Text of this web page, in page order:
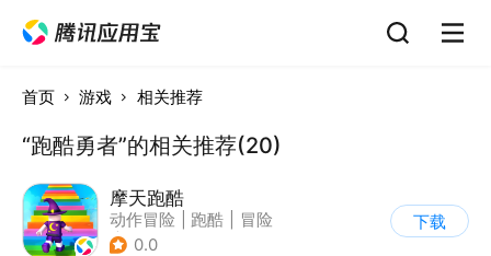
首页 游戏 相关推荐
“跑酷勇者”的相关推荐(20)
摩天跑酷
动作冒险 跑酷
冒险
| 横版过关
0.0
下载